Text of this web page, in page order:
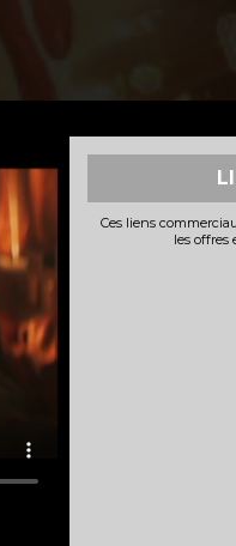
Ces liens
les